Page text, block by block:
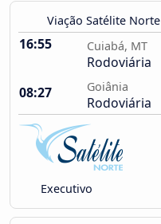
Viação Satélite Norte
16:55 Cuiabá, MT
Rodoviária
08:27
Goiânia
Rodoviária
Executivo